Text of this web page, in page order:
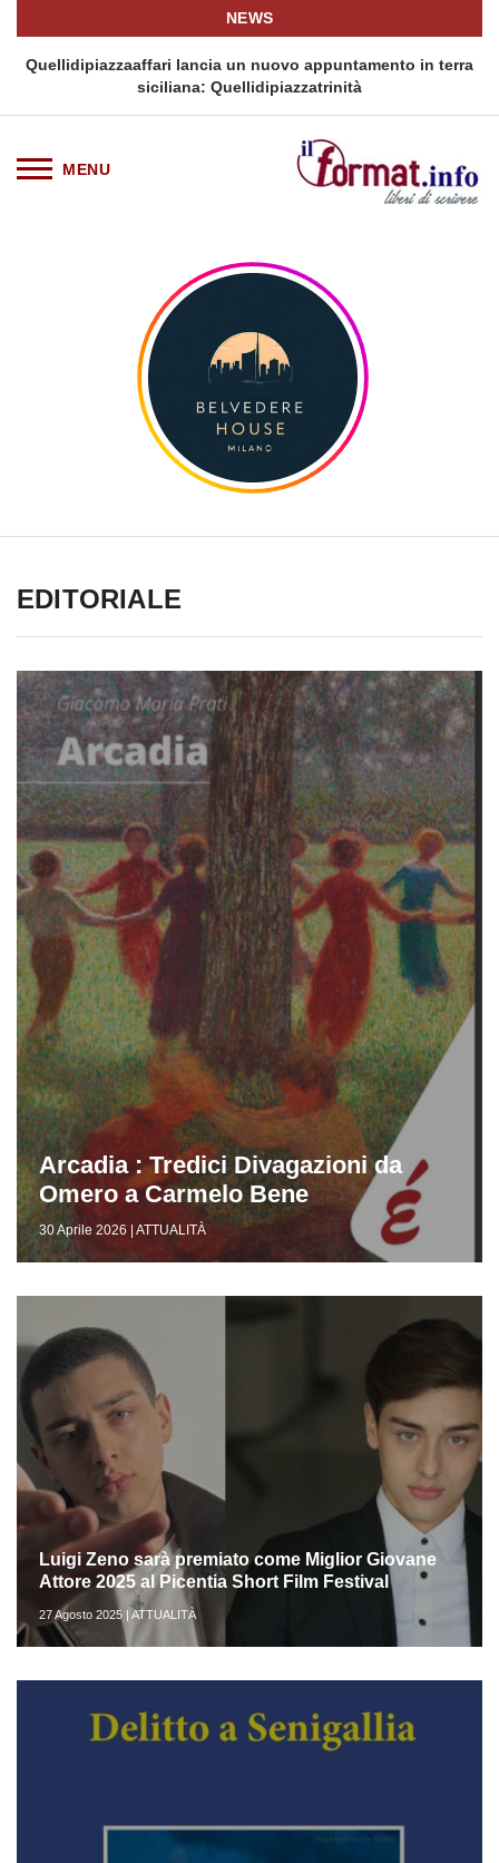
NEWS
Quellidipiazzaaffari lancia un nuovo appuntamento in terra
siciliana: Quellidipiazzatrinità
EDITORIALE
Arcadia : Tredici Divagazioni da
Omero a Carmelo Bene
30 Aprile 2026 | ATTUALITÀ
Luigi Zeno sarà premiato come Miglior Giovane
Attore 2025 al Picentia Short Film Festival
27 Agosto 2025 | ATTUALITÀ